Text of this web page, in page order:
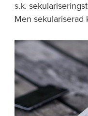
s.k.
Men sekulariserad